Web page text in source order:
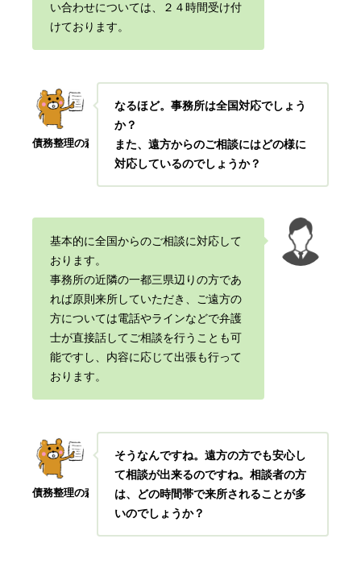
い合わせについては、２４時間受け付
けております。
債務整理の森
なるほど。事務所は全国対応でしょう
か？
また、遠方からのご相談にはどの様に
対応しているのでしょうか？
基本的に全国からのご相談に対応して
おります。
事務所の近隣の一都三県辺りの方であ
れば原則来所していただき、ご遠方の
方については電話やラインなどで弁護
士が直接話してご相談を行うことも可
能ですし、内容に応じて出張も行って
おります。
債務整理の森
そうなんですね。遠方の方でも安心し
て相談が出来るのですね。相談者の方
は、どの時間帯で来所されることが多
いのでしょうか？